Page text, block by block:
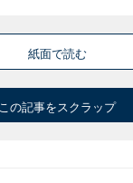
紙面で読む
この記事をスクラップ